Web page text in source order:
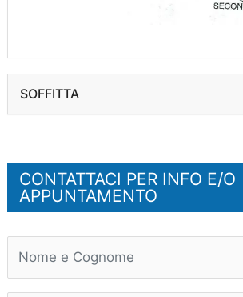
SOFFITTA
CONTATTACI PER INFO E/O
APPUNTAMENTO